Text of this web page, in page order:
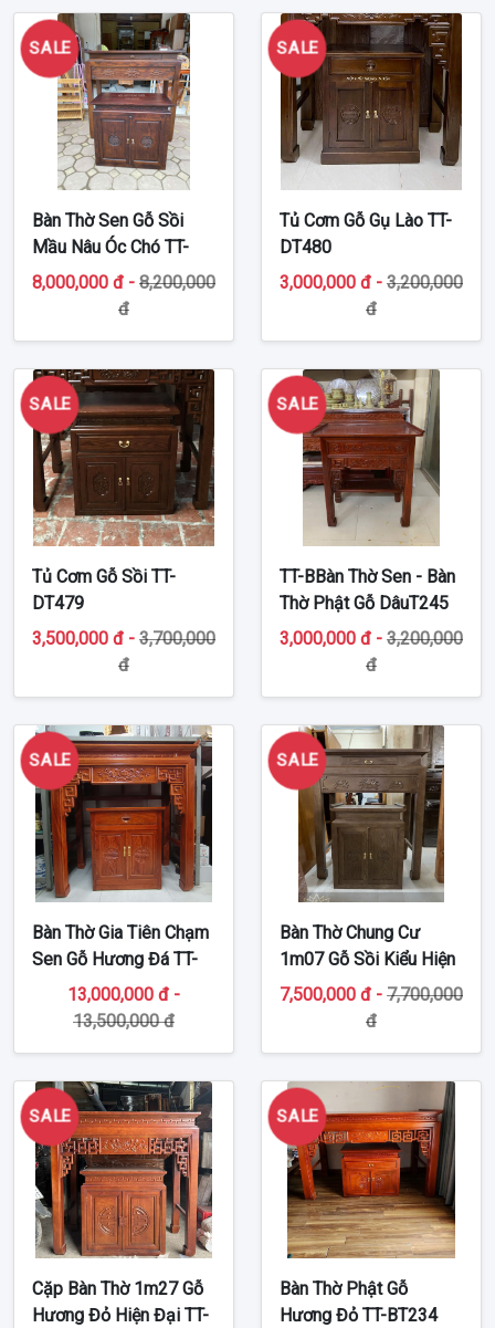
SALE
Bàn Thờ Sen Gỗ Sồi
Mầu Nâu Óc Chó TT-
BT531
8,000,000 đ - 8,200,000
đ
SALE
Tủ Cơm Gỗ Gụ Lào TT-
DT480
3,000,000 đ - 3,200,000
đ
SALE
Tủ Cơm Gỗ Sồi TT-
DT479
3,500,000 đ - 3,700,000
đ
SALE
TT-BBàn Thờ Sen - Bàn
Thờ Phật Gỗ DâuT245
3,000,000 đ - 3,200,000
đ
SALE
Bàn Thờ Gia Tiên Chạm
Sen Gỗ Hương Đá TT-
BT23513,000,000 đ -
13,500,000 đ
SALE
Bàn Thờ Chung Cư
1m07 Gỗ Sồi Kiểu Hiện
Đại TT-BT239
7,500,000 đ - 7,700,000
đ
SALE
Cặp Bàn Thờ 1m27 Gỗ
Hương Đỏ Hiện Đại TT-
SALE
Bàn Thờ Phật Gỗ
Hương Đỏ TT-BT234